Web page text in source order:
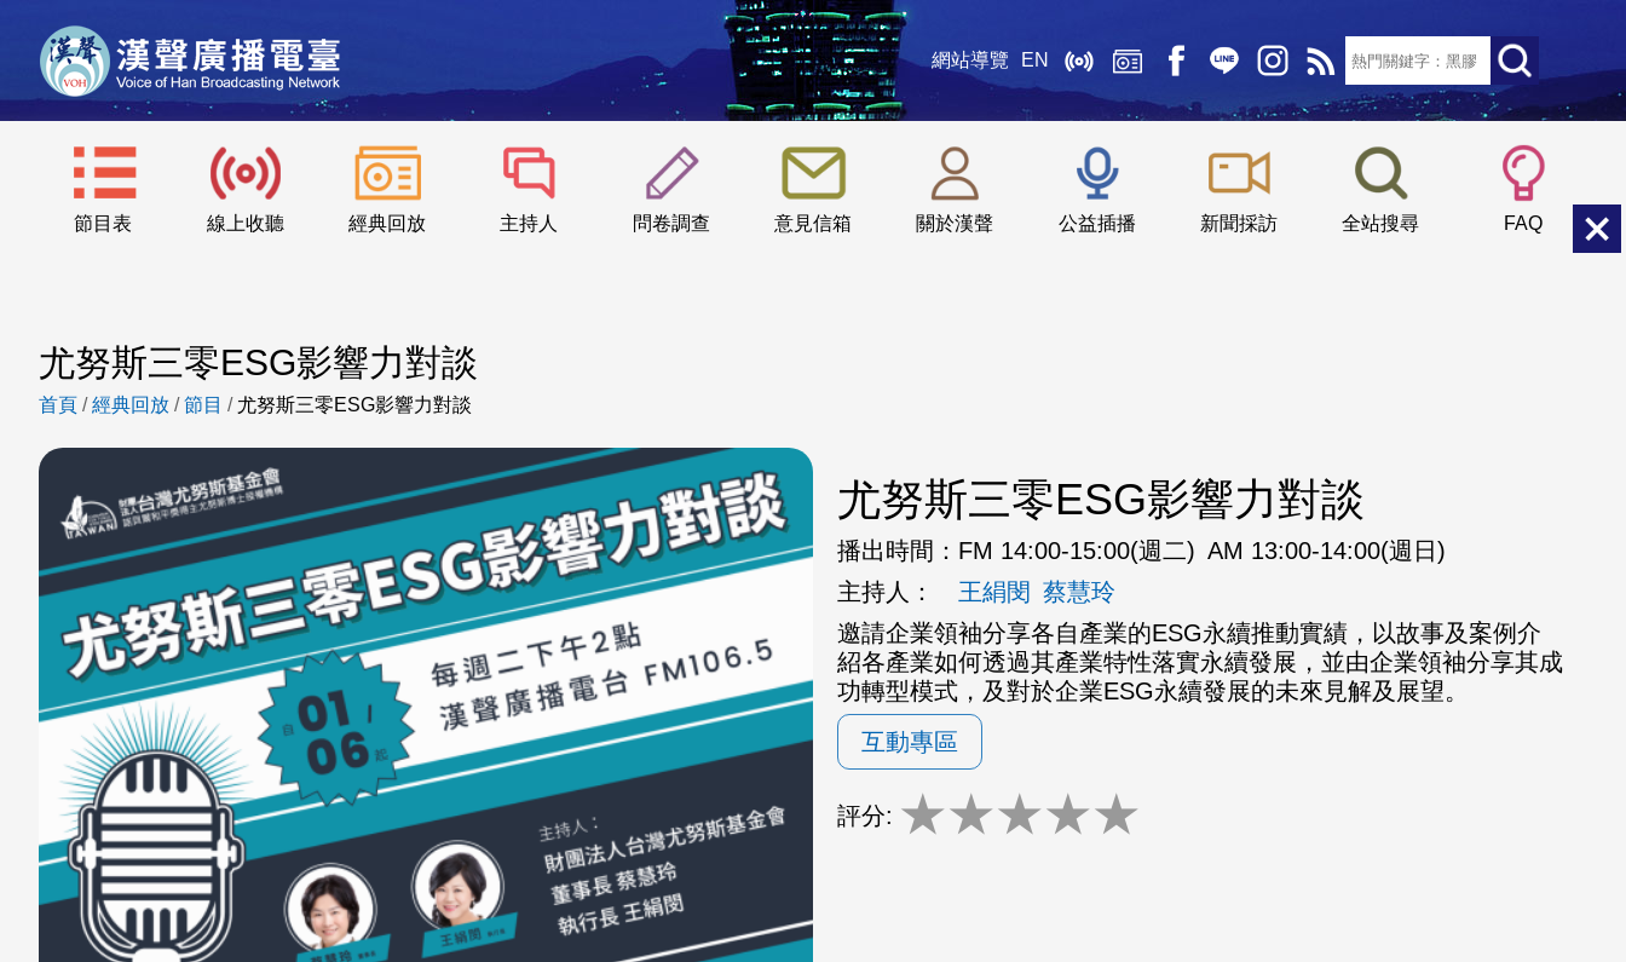
網站導覽 EN
節目表 線上收聽 經典回放 主持人 問卷調查 意見信箱 關於漢聲 公益插播 新聞採訪 全站搜尋 FAQ
::: 小 中
尤努斯三零ESG影響力對談
首頁 /經典回放 /節目 / 尤努斯三零ESG影響力對談
尤努斯三零ESG影響力對談
播出時間： FM 14:00-15:00(週二) AM 13:00-14:00(週日)
主持人：
王絹閔 蔡慧玲
邀請企業領袖分享各自產業的ESG永續推動實績，以故事及案例介
紹各產業如何透過其產業特性落實永續發展，並由企業領袖分享其成
功轉型模式，及對於企業ESG永續發展的未來見解及展望。
互動專區
評分: ★★★★★